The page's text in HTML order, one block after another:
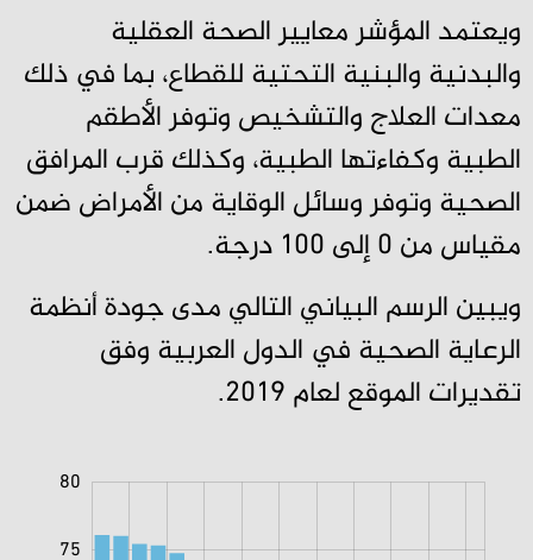
ويعتمد المؤشر معايير الصحة العقلية
والبدنية والبنية التحتية للقطاع، بما في ذلك
معدات العلاج والتشخيص وتوفر الأطقم
الطبية وكفاءتها الطبية، وكذلك قرب المرافق
الصحية وتوفر وسائل الوقاية من الأمراض ضمن
مقياس من 0 إلى 100 درجة.
ويبين الرسم البياني التالي مدى جودة أنظمة
الرعاية الصحية في الدول العربية وفق
تقديرات الموقع لعام 2019.
75
80